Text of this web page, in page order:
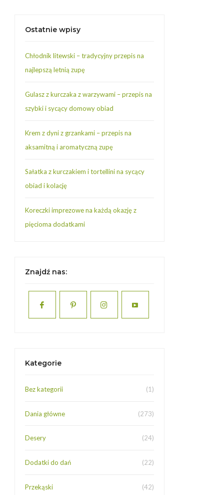
Ostatnie wpisy
Chłodnik litewski – tradycyjny przepis na
najlepszą letnią zupę
Gulasz z kurczaka z warzywami – przepis na
szybki i sycący domowy obiad
Krem z dyni z grzankami – przepis na
aksamitną i aromatyczną zupę
Sałatka z kurczakiem i tortellini na sycący
obiad i kolację
Koreczki imprezowe na każdą okazję z
pięcioma dodatkami
Znajdź nas:
Kategorie
Bez kategorii (1)
Dania główne (273)
Desery (24)
Dodatki do dań (22)
Przekąski (42)